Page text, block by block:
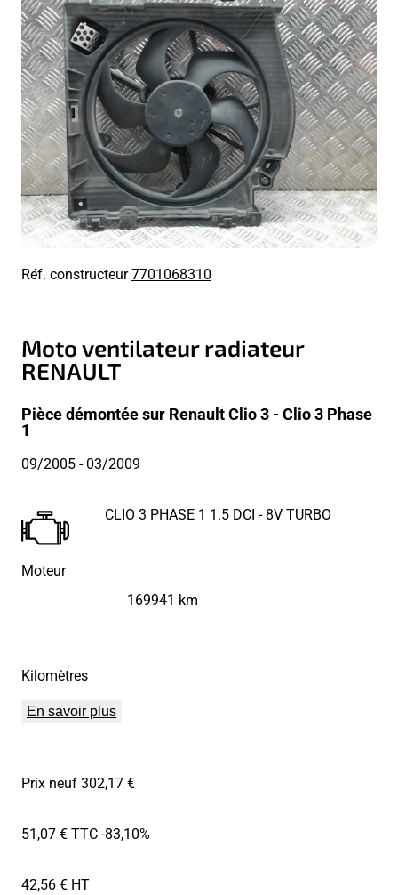
Réf. constructeur7701068310
Moto ventilateur radiateur
RENAULT
Pièce démontée sur Renault Clio 3 - Clio 3 Phase
1
09/2005- 03/2009
Moteur
CLIO 3 PHASE 1 1.5 DCI - 8V TURBO
Kilomètres
169941 km
En savoir plus
Prix neuf 302,17 €
51,07 € TTC-83,10%
42,56 € HT